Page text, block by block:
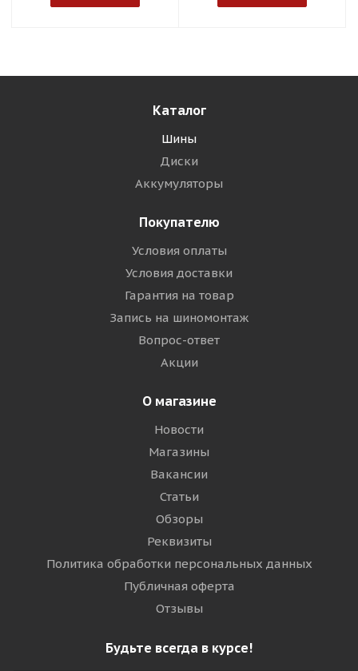
Каталог
Шины
Диски
Аккумуляторы
Покупателю
Условия оплаты
Условия доставки
Гарантия на товар
Запись на шиномонтаж
Вопрос-ответ
Акции
О магазине
Новости
Магазины
Вакансии
Статьи
Обзоры
Реквизиты
Политика обработки персональных данных
Публичная оферта
Отзывы
Будьте всегда в курсе!